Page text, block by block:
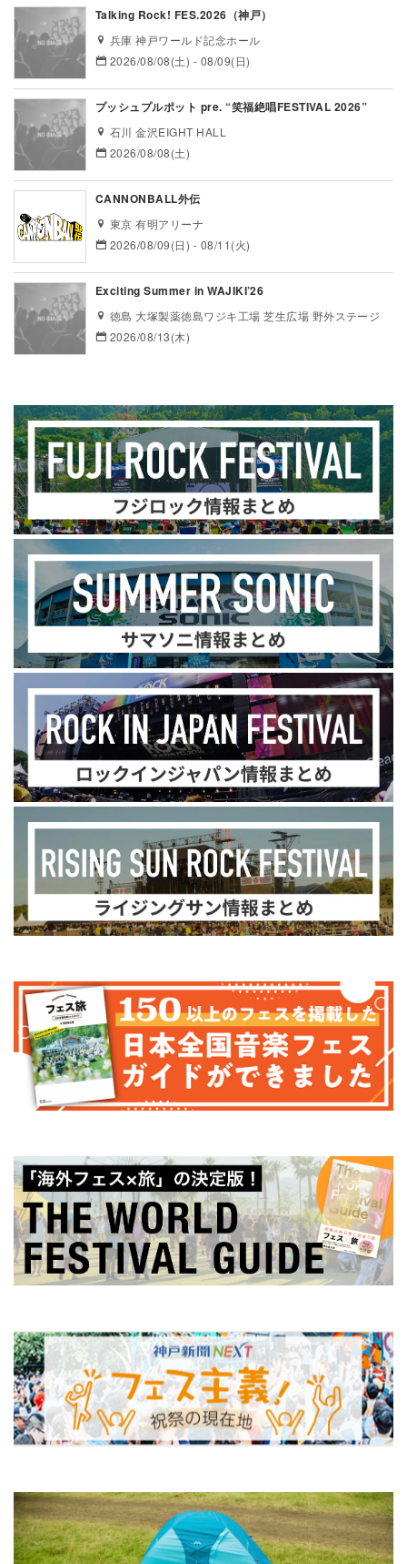
Talking Rock! FES.2026（神戸）
兵庫 神戸ワールド記念ホール
2026/08/08(土) - 08/09(日)
プッシュプルポット pre. “笑福絶唱FESTIVAL 2026”
石川 金沢EIGHT HALL
2026/08/08(土)
CANNONBALL外伝
東京 有明アリーナ
2026/08/09(日) - 08/11(火)
Exciting Summer in WAJIKI’26
徳島 大塚製薬徳島ワジキ工場 芝生広場 野外ステージ
2026/08/13(木)